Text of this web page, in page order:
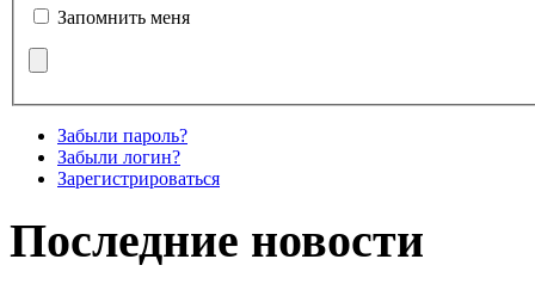
Запомнить меня
Забыли пароль?
Забыли логин?
Зарегистрироваться
Последние новости